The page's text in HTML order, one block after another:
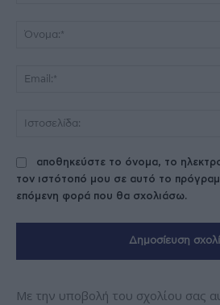
αποθηκεύστε το όνομα, το
τον ιστότοπό μου σε αυτό το
επόμενη φορά που θα σχολιάσω.
Με την υποβολή του σχολίου σας